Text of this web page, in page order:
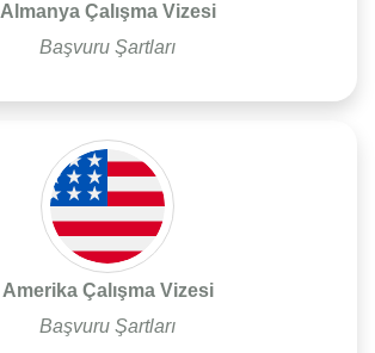
Almanya Çalışma Vizesi
Başvuru Şartları
Amerika Çalışma Vizesi
Başvuru Şartları